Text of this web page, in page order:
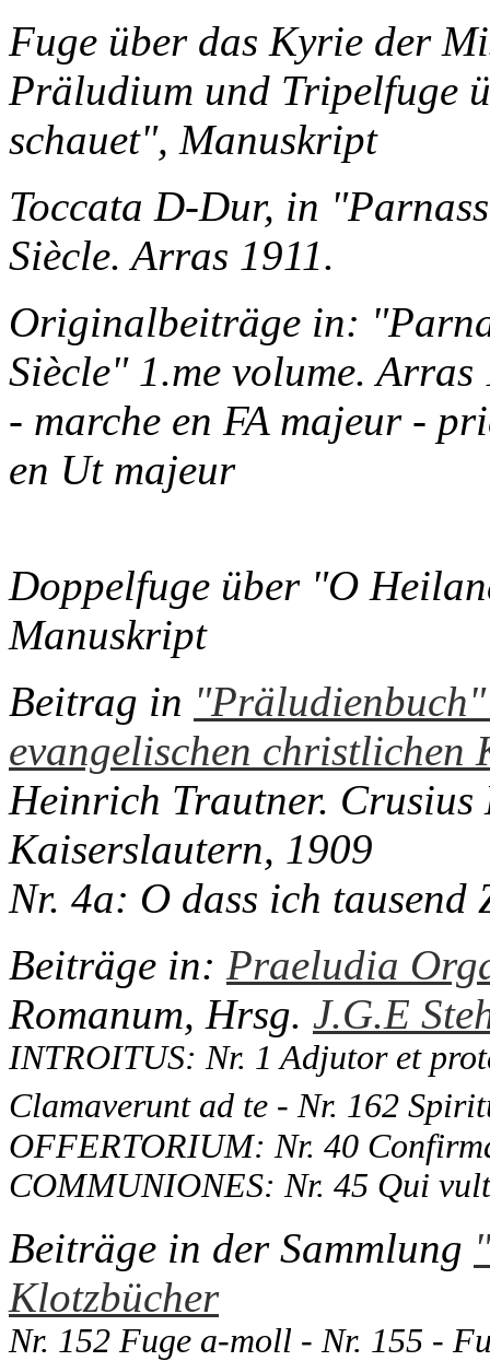
Fuge über das Kyrie der
Präludium und Tripelfuge
schauet", Manuskript
Toccata D-Dur, in
Siècle. Arras 1911.
Originalbeiträge in:
Siècle" 1.me volume. Arras
- marche en FA majeur -
en Ut majeur
Doppelfuge über "O
Manuskript
Beitrag in
evangelischen christlichen
Heinrich Trautner.
Kaiserslautern, 1909
Nr. 4a: O dass ich tausend
Beiträge in: Praeludia
Romanum, Hrsg. J.G.E
INTROITUS: Nr. 1 Adjutor et
Clamaverunt ad te - Nr. 162
OFFERTORIUM: Nr. 40
COMMUNIONES: Nr. 45 Qui vult
Beiträge in der Sammlung
Klotzbücher
Nr. 152 Fuge a-moll - Nr. 155 -